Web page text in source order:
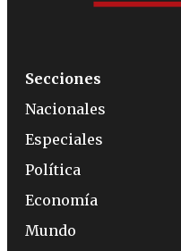
Secciones
Nacionales
Especiales
Política
Economía
Mundo